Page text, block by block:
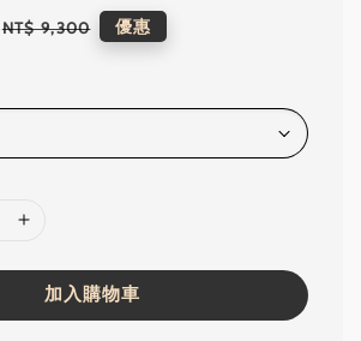
Regular
NT$ 9,300 優惠
加入購物車